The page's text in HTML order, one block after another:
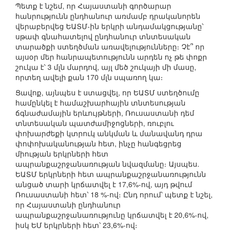
Պետք է նշեմ, որ Հայաստանի գործարար
հանրությունն ընդհանուր առմամբ դրականորեն
վերաբերվեց ԵԱՏՄ-ին երկրի անդամակցությանը՝
սթափ գնահատելով ընդհանուր տնտեսական
տարածքի ստեղծման առավելությունները։ Չէ՞ որ
այսօր մեր հանրապետությունն արդեն ոչ թե փոքր
շուկա է՝ 3 մլն մարդով, այլ մեծ շուկայի մի մասը,
որտեղ ավելի քան 170 մլն սպառող կա։
Ցավոք, այնպես է ստացվել, որ ԵԱՏՄ ստեղծումը
համընկել է համաշխարհային տնտեսության
ճգնաժամային երևույթների, Ռուսաստանի դեմ
տնտեսական պատժամիջոցների, ռուբլու
փոխարժեքի կտրուկ անկման և մանավանդ դրա
փոփոխականության հետ, ինչը հանգեցրեց
միության երկրների հետ
ապրանքաշրջանառության նվազմանը։ Այսպես.
ԵԱՏՄ երկրների հետ ապրանքաշրջանառությունն
անցած տարի կրճատվել է 17,6%-ով, այդ թվում
Ռուսաստանի հետ՝ 18 %-ով։ Ընդ որում՝ պետք է նշել,
որ Հայաստանի ընդհանուր
ապրանքաշրջանառությունը կրճատվել է 20,6%-ով,
իսկ ԵՄ երկրների հետ՝ 23,6%-ով։